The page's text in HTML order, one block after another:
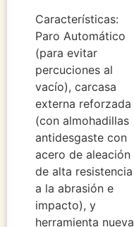
Características:
Paro Automático
(para evitar
percuciones al
vacío), carcasa
externa reforzada
(con almohadillas
antidesgaste con
acero de aleación
de alta resistencia
a la abrasión e
impacto), y
herramienta nueva